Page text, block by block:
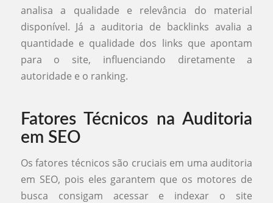
analisa a qualidade e relevância do material
disponível. Já a auditoria de backlinks avalia a
quantidade e qualidade dos links que apontam
para o site, influenciando diretamente a
autoridade e o ranking.
Fatores Técnicos na Auditoria
em SEO
Os fatores técnicos são cruciais em uma auditoria
em SEO, pois eles garantem que os motores de
busca consigam acessar e indexar o site